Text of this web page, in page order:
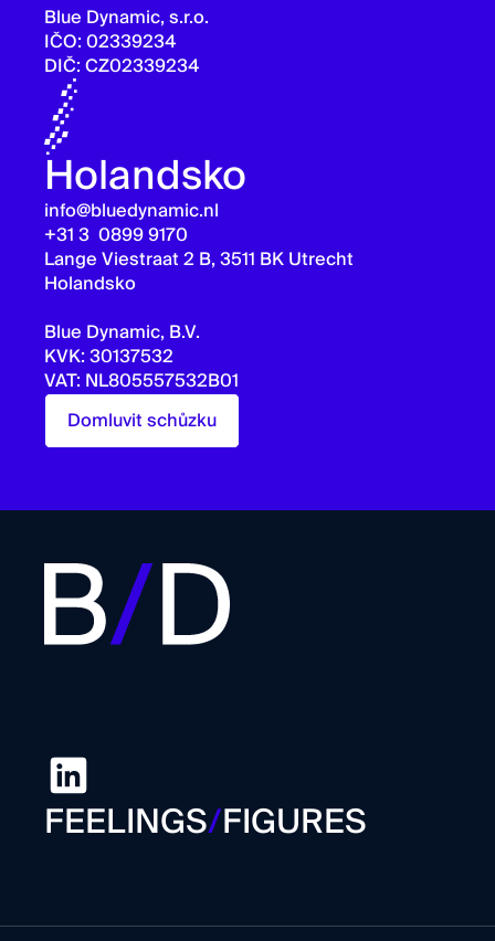
Blue Dynamic, s.r.o.
IČO: 02339234
DIČ: CZ02339234
Holandsko
info@bluedynamic.nl
+31 3 0899 9170
Lange Viestraat 2 B, 3511 BK Utrecht
Holandsko
Blue Dynamic, B.V.
KVK: 30137532
VAT: NL805557532B01
Domluvit schůzku
FEELINGS/FIGURES